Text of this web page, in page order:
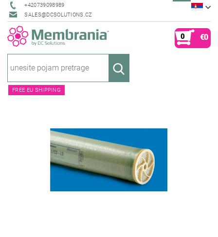
+420739098989
SALES@DCSOLUTIONS.CZ
0 €0
FREE EU SHIPPING